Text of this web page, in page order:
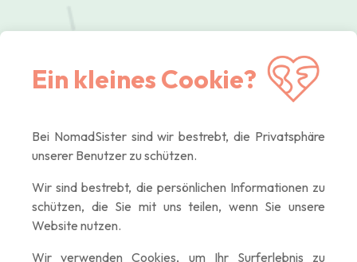
Ein kleines Cookie?
Bei NomadSister sind wir bestrebt, die Privatsphäre
unserer Benutzer zu schützen.
Wir sind bestrebt, die persönlichen Informationen zu
schützen, die Sie mit uns teilen, wenn Sie unsere
Website nutzen.
Wir verwenden Cookies, um Ihr Surferlebnis zu